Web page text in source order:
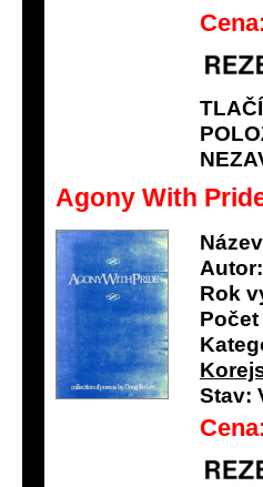
Agony With
Autor:
Rok
Stav: